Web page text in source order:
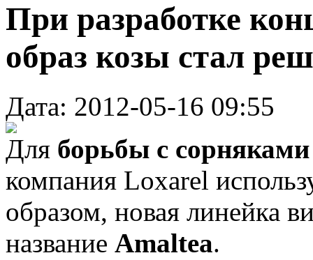
При разработке
образ козы стал
Дата: 2012-05-16 09:55
Для борьбы с
компания Loxarel
образом, новая линейка
название Amaltea.